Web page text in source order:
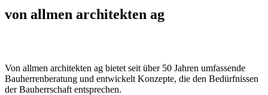
von allmen architekten ag
Von allmen architekten ag bietet seit über 50 Jahren umfassende
Bauherrenberatung und entwickelt Konzepte, die den Bedürfnissen
der Bauherrschaft entsprechen.